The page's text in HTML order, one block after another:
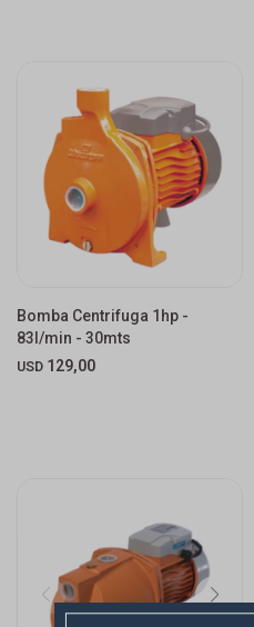
Bomba Centrifuga 1hp -
83l/min - 30mts
USD 129,00